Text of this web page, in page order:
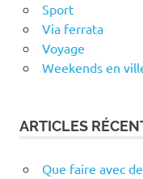
Sport
Via ferrata
Voyage
Weekends en
ARTICLES
Que faire avec